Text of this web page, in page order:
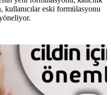
kullanıcılar eski formülasyonu